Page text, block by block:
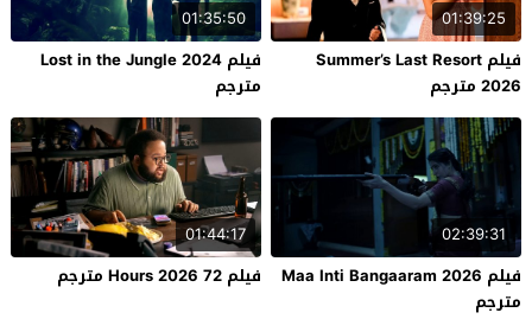
01:39:25
فيلم Summer’s Last Resort
2026 مترجم
01:35:50
فيلم Lost in the Jungle 2024
مترجم
02:39:31
فيلم Maa Inti Bangaaram 2026
مترجم
01:44:17
فيلم 72 Hours 2026 مترجم